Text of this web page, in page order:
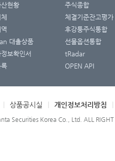
현황
대출상품
보확인서
주식종합
체결기준잔고평가
후강퉁주식통합
선물옵션통합
tRadar
OPEN API
상품공시실 개인정보처리방침
Securities Korea Co., Ltd. ALL RIGHT